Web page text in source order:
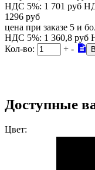
НДС 5%: 1 701 руб
1296 руб
цена при заказе 5 и
НДС 5%: 1 360,8 руб
Кол-во:
+ -
Доступные
Цвет: